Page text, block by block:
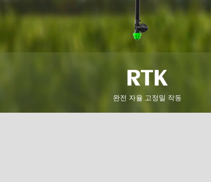
완전 자율 고정밀 작동